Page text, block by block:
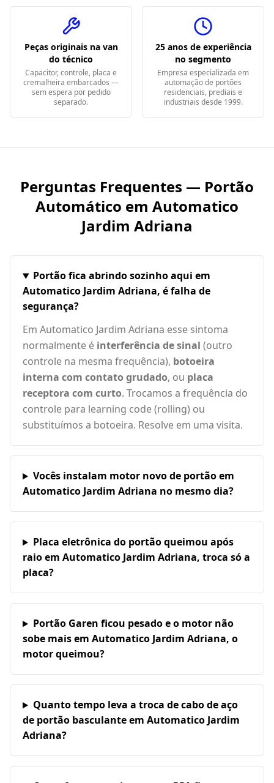
Peças originais na van
do técnico
Capacitor, controle, placa e
cremalheira embarcados —
sem espera por pedido
separado.
25 anos de experiência
no segmento
Empresa especializada em
automação de portões
residenciais, prediais e
industriais desde 1999.
Perguntas Frequentes — Portão
Automático em Automatico
Jardim Adriana
Portão fica abrindo sozinho aqui em
Automatico Jardim Adriana, é falha de
segurança?
Em Automatico Jardim Adriana esse sintoma
normalmente é interferência de sinal (outro
controle na mesma frequência), botoeira
interna com contato grudado, ou placa
receptora com curto. Trocamos a frequência do
controle para learning code (rolling) ou
substituímos a botoeira. Resolve em uma visita.
Vocês instalam motor novo de portão em
Automatico Jardim Adriana no mesmo dia?
Placa eletrônica do portão queimou após
raio em Automatico Jardim Adriana, troca só a
placa?
Portão Garen ficou pesado e o motor não
sobe mais em Automatico Jardim Adriana, o
motor queimou?
Quanto tempo leva a troca de cabo de aço
de portão basculante em Automatico Jardim
Adriana?